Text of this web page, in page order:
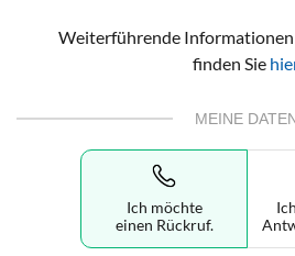
Weiterführende
finden Sie
MEINE
Ich möchte
einen Rückruf.